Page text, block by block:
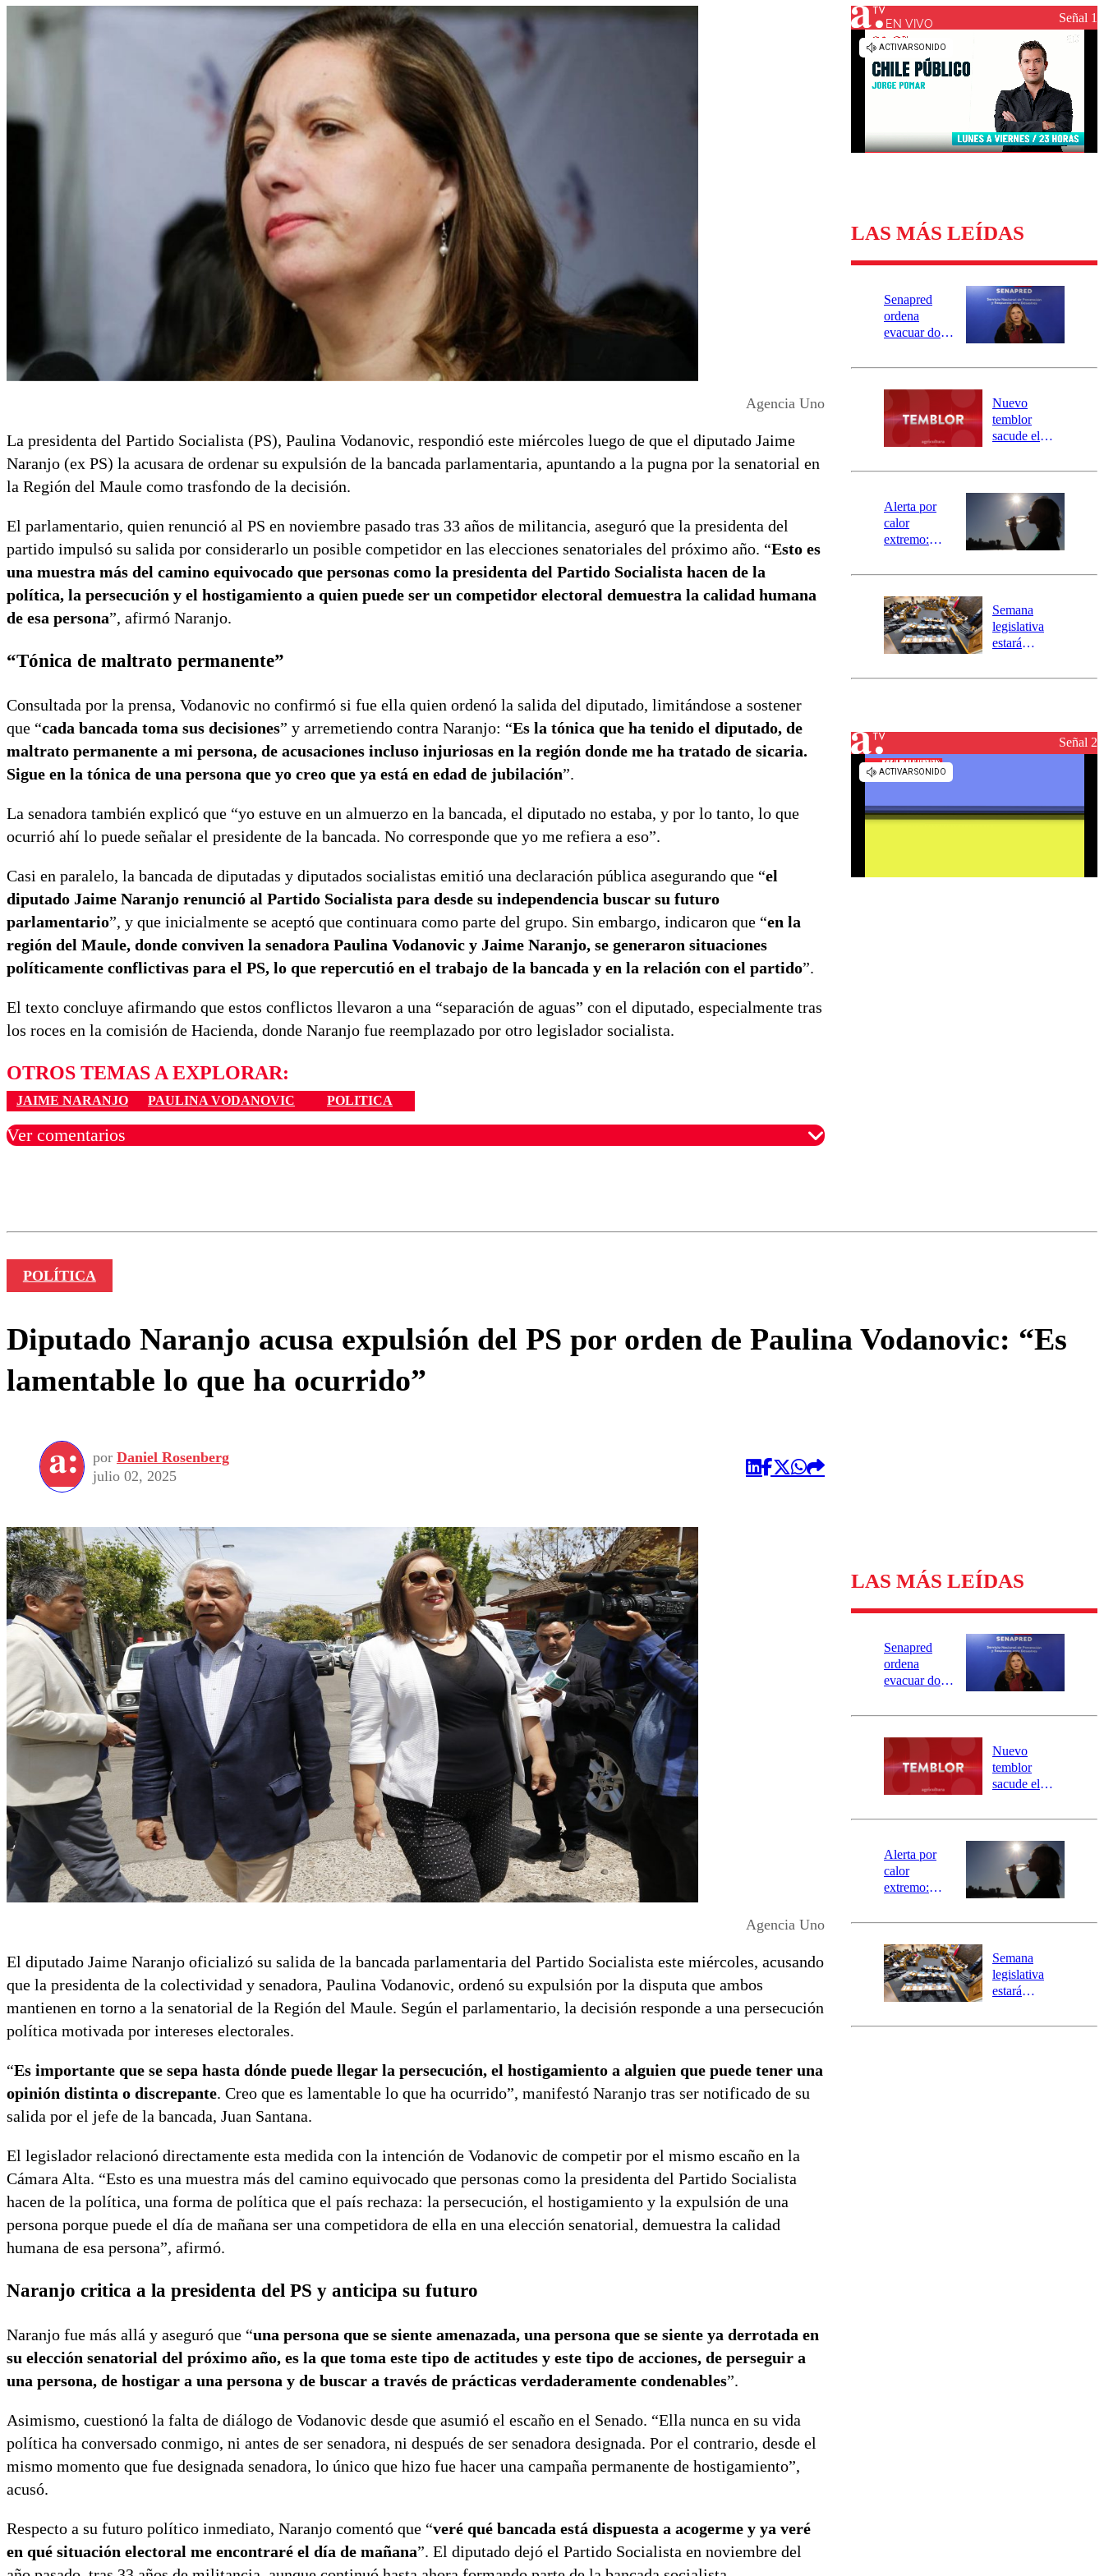
Universidad de Chile
Sustentabilidad
Agencia Uno
La presidenta del Partido Socialista (PS), Paulina Vodanovic, respondió este miércoles luego de que el diputado Jaime
Naranjo (ex PS) la acusara de ordenar su expulsión de la bancada parlamentaria, apuntando a la pugna por la senatorial en
la Región del Maule como trasfondo de la decisión.
El parlamentario, quien renunció al PS en noviembre pasado tras 33 años de militancia, aseguró que la presidenta del
partido impulsó su salida por considerarlo un posible competidor en las elecciones senatoriales del próximo año. “Esto es
una muestra más del camino equivocado que personas como la presidenta del Partido Socialista hacen de la
política, la persecución y el hostigamiento a quien puede ser un competidor electoral demuestra la calidad humana
de esa persona”, afirmó Naranjo.
“Tónica de maltrato permanente”
Consultada por la prensa, Vodanovic no confirmó si fue ella quien ordenó la salida del diputado, limitándose a sostener
que “cada bancada toma sus decisiones” y arremetiendo contra Naranjo: “Es la tónica que ha tenido el diputado, de
maltrato permanente a mi persona, de acusaciones incluso injuriosas en la región donde me ha tratado de sicaria.
Sigue en la tónica de una persona que yo creo que ya está en edad de jubilación”.
La senadora también explicó que “yo estuve en un almuerzo en la bancada, el diputado no estaba, y por lo tanto, lo que
ocurrió ahí lo puede señalar el presidente de la bancada. No corresponde que yo me refiera a eso”.
Casi en paralelo, la bancada de diputadas y diputados socialistas emitió una declaración pública asegurando que “el
diputado Jaime Naranjo renunció al Partido Socialista para desde su independencia buscar su futuro
parlamentario”, y que inicialmente se aceptó que continuara como parte del grupo. Sin embargo, indicaron que “en la
región del Maule, donde conviven la senadora Paulina Vodanovic y Jaime Naranjo, se generaron situaciones
políticamente conflictivas para el PS, lo que repercutió en el trabajo de la bancada y en la relación con el partido”.
El texto concluye afirmando que estos conflictos llevaron a una “separación de aguas” con el diputado, especialmente tras
los roces en la comisión de Hacienda, donde Naranjo fue reemplazado por otro legislador socialista.
OTROS TEMAS A EXPLORAR:
JAIME NARANJO PAULINA VODANOVIC POLITICA
Ver comentarios
EN VIVO Señal 1
LAS MÁS LEÍDAS
Senapred
ordena
evacuar dos
Carahue por
río Damas:
activa
mensajería
SAE
Nuevo
temblor
sacude el
revisa la
epicentro
Alerta por
calor
extremo:
activa Alerta
Preventiva en
tres comunas
Semana
legislativa
estará
el fin de la
reconstrucciónSeñal 2
POLÍTICA
Diputado Naranjo acusa expulsión del PS por orden de Paulina Vodanovic: “Es
lamentable lo que ha ocurrido”
por Daniel Rosenberg
julio 02, 2025
Agencia Uno
El diputado Jaime Naranjo oficializó su salida de la bancada parlamentaria del Partido Socialista este miércoles, acusando
que la presidenta de la colectividad y senadora, Paulina Vodanovic, ordenó su expulsión por la disputa que ambos
mantienen en torno a la senatorial de la Región del Maule. Según el parlamentario, la decisión responde a una persecución
política motivada por intereses electorales.
“Es importante que se sepa hasta dónde puede llegar la persecución, el hostigamiento a alguien que puede tener una
opinión distinta o discrepante. Creo que es lamentable lo que ha ocurrido”, manifestó Naranjo tras ser notificado de su
salida por el jefe de la bancada, Juan Santana.
El legislador relacionó directamente esta medida con la intención de Vodanovic de competir por el mismo escaño en la
Cámara Alta. “Esto es una muestra más del camino equivocado que personas como la presidenta del Partido Socialista
hacen de la política, una forma de política que el país rechaza: la persecución, el hostigamiento y la expulsión de una
persona porque puede el día de mañana ser una competidora de ella en una elección senatorial, demuestra la calidad
humana de esa persona”, afirmó.
Naranjo critica a la presidenta del PS y anticipa su futuro
Naranjo fue más allá y aseguró que “una persona que se siente amenazada, una persona que se siente ya derrotada en
su elección senatorial del próximo año, es la que toma este tipo de actitudes y este tipo de acciones, de perseguir a
una persona, de hostigar a una persona y de buscar a través de prácticas verdaderamente condenables”.
Asimismo, cuestionó la falta de diálogo de Vodanovic desde que asumió el escaño en el Senado. “Ella nunca en su vida
política ha conversado conmigo, ni antes de ser senadora, ni después de ser senadora designada. Por el contrario, desde el
mismo momento que fue designada senadora, lo único que hizo fue hacer una campaña permanente de hostigamiento”,
acusó.
Respecto a su futuro político inmediato, Naranjo comentó que “veré qué bancada está dispuesta a acogerme y ya veré
en qué situación electoral me encontraré el día de mañana”. El diputado dejó el Partido Socialista en noviembre del
LAS MÁS LEÍDAS
Senapred
ordena
evacuar dos
Carahue por
río Damas:
activa
mensajería
SAE
Nuevo
temblor
sacude el
revisa la
epicentro
Alerta por
calor
extremo:
activa Alerta
Preventiva en
tres comunas
Semana
legislativa
estará
el fin de la